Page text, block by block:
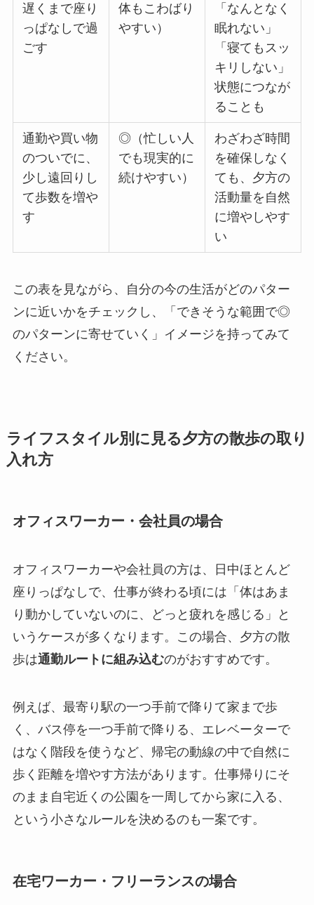
遅くまで座り
っぱなしで過
ごす
体もこわばり
やすい）
「なんとなく
眠れない」
「寝てもスッ
キリしない」
状態につなが
ることも
通勤や買い物
のついでに、
少し遠回りし
て歩数を増や
す
◎（忙しい人
でも現実的に
続けやすい）
わざわざ時間
を確保しなく
ても、夕方の
活動量を自然
に増やしやす
い
この表を見ながら、自分の今の生活がどのパター
ンに近いかをチェックし、「できそうな範囲で◎
のパターンに寄せていく」イメージを持ってみて
ください。
ライフスタイル別に見る夕方の散歩の取り
入れ方
オフィスワーカー・会社員の場合
オフィスワーカーや会社員の方は、日中ほとんど
座りっぱなしで、仕事が終わる頃には「体はあま
り動かしていないのに、どっと疲れを感じる」と
いうケースが多くなります。この場合、夕方の散
歩は通勤ルートに組み込むのがおすすめです。
例えば、最寄り駅の一つ手前で降りて家まで歩
く、バス停を一つ手前で降りる、エレベーターで
はなく階段を使うなど、帰宅の動線の中で自然に
歩く距離を増やす方法があります。仕事帰りにそ
のまま自宅近くの公園を一周してから家に入る、
という小さなルールを決めるのも一案です。
在宅ワーカー・フリーランスの場合